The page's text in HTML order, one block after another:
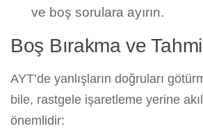
ve boş sorulara ayırın.
Boş Bırakma ve
AYT’de yanlışların doğruları
bile, rastgele işaretleme yerine
önemlidir: